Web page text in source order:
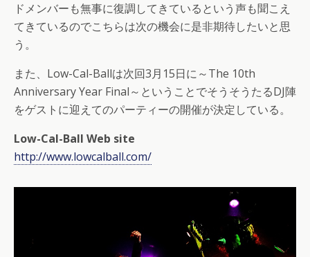
ドメンバーも無事に復調してきているという声も聞こえ
てきているのでこちらは次の機会に是非期待したいと思
う。
また、Low-Cal-Ballは次回3月15日に～The 10th
Anniversary Year Final～ということでそうそうたるDJ陣
をゲストに迎えてのパーティーの開催が決定している。
Low-Cal-Ball Web site
http://www.lowcalball.com/